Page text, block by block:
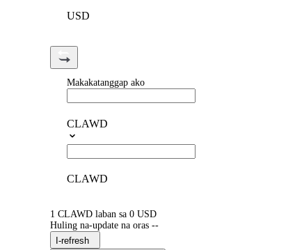
USD
Makakatanggap ako
CLAWD
CLAWD
1 CLAWD laban sa 0 USD
Huling na-update na oras --
I-refresh